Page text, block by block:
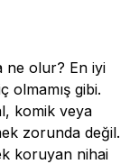
ne olur? En iyi
olmamış gibi.
komik veya
zorunda değil.
koruyan nihai